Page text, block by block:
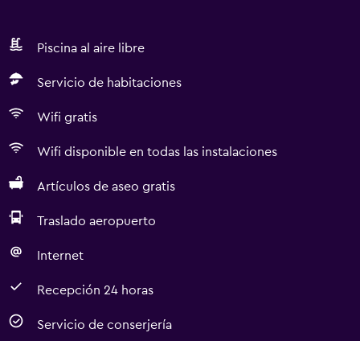
Piscina al aire libre
Servicio de habitaciones
Wifi gratis
Wifi disponible en todas las instalaciones
Artículos de aseo gratis
Traslado aeropuerto
Internet
Recepción 24 horas
Servicio de conserjería